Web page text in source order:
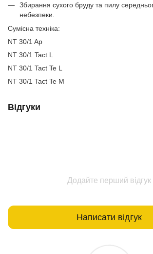
Збирання сухого бруду та пилу
небезпеки.
Сумісна техніка:
NT 30/1 Ap
NT 30/1 Tact L
NT 30/1 Tact Te L
NT 30/1 Tact Te M
Відгуки
Додайте перший відгук
Написати відгук